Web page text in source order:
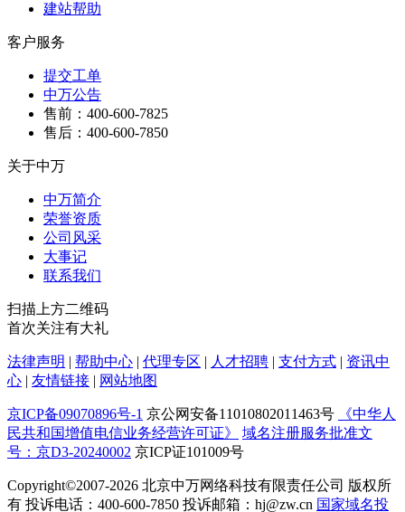
建站帮助
客户服务
提交工单
中万公告
售前：400-600-7825
售后：400-600-7850
关于中万
中万简介
荣誉资质
公司风采
大事记
联系我们
扫描上方二维码
首次关注有大礼
法律声明 | 帮助中心 | 代理专区 | 人才招聘 | 支付方式 | 资讯中
心 | 友情链接 | 网站地图
京ICP备09070896号-1 京公网安备11010802011463号
《中华人
民共和国增值电信业务经营许可证》
域名注册服务批准文
号：京D3-20240002 京ICP证101009号
Copyright©2007-2026 北京中万网络科技有限责任公司 版权所
有 投诉电话：400-600-7850 投诉邮箱：hj@zw.cn 国家域名投